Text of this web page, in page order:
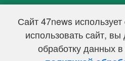
Сайт 47news
использовать сайт, вы
обработку данных в
47 новостей (47 news)2005 —
Свидетельство о регистрации
Федеральной службой по надзору в